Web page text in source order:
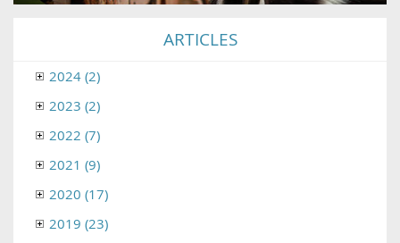
ARTICLES
2024 (2)
2023 (2)
2022 (7)
2021 (9)
2020 (17)
2019 (23)